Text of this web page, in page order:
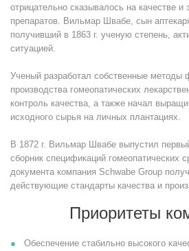
отрицательно сказывалось на качестве
препаратов. Вильмар Швабе, сын
получивший в 1863 г. ученую степень,
ситуацией.
Ученый разработал собственные методы
производства гомеопатических
контроль качества, а также начал
исходного сырья на личных плантациях.
В 1872 г. Вильмар Швабе выпустил
сборник спецификаций гомеопатических
документа компания Schwabe Group
действующие стандарты качества и
Приоритеты
Обеспечение стабильно высокого